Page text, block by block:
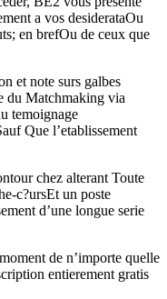
a vos desiderataOu
en brefOu de ceux que
et note surs galbes
du Matchmaking via
temoignage
Que l’etablissement
chez alterant Toute
c?ursEt un poste
d’une longue serie
de n’importe quelle
entierement gratis